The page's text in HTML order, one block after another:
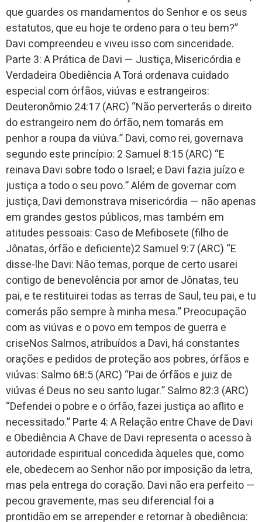
que guardes os mandamentos do Senhor e os seus
estatutos, que eu hoje te ordeno para o teu bem?”
Davi compreendeu e viveu isso com sinceridade.
Parte 3: A Prática de Davi — Justiça, Misericórdia e
Verdadeira Obediência A Torá ordenava cuidado
especial com órfãos, viúvas e estrangeiros:
Deuteronômio 24:17 (ARC) “Não perverterás o direito
do estrangeiro nem do órfão, nem tomarás em
penhor a roupa da viúva.” Davi, como rei, governava
segundo este princípio: 2 Samuel 8:15 (ARC) “E
reinava Davi sobre todo o Israel; e Davi fazia juízo e
justiça a todo o seu povo.” Além de governar com
justiça, Davi demonstrava misericórdia — não apenas
em grandes gestos públicos, mas também em
atitudes pessoais: Caso de Mefibosete (filho de
Jônatas, órfão e deficiente)2 Samuel 9:7 (ARC) “E
disse-lhe Davi: Não temas, porque de certo usarei
contigo de benevolência por amor de Jônatas, teu
pai, e te restituirei todas as terras de Saul, teu pai, e tu
comerás pão sempre à minha mesa.” Preocupação
com as viúvas e o povo em tempos de guerra e
criseNos Salmos, atribuídos a Davi, há constantes
orações e pedidos de proteção aos pobres, órfãos e
viúvas: Salmo 68:5 (ARC) “Pai de órfãos e juiz de
viúvas é Deus no seu santo lugar.” Salmo 82:3 (ARC)
“Defendei o pobre e o órfão, fazei justiça ao aflito e
necessitado.” Parte 4: A Relação entre Chave de Davi
e Obediência A Chave de Davi representa o acesso à
autoridade espiritual concedida àqueles que, como
ele, obedecem ao Senhor não por imposição da letra,
mas pela entrega do coração. Davi não era perfeito —
pecou gravemente, mas seu diferencial foi a
prontidão em se arrepender e retornar à obediência: